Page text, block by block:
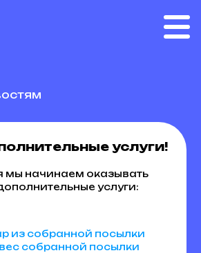
услуги!
мы начинаем оказывать
услуги:
из собранной посылки
собранной посылки